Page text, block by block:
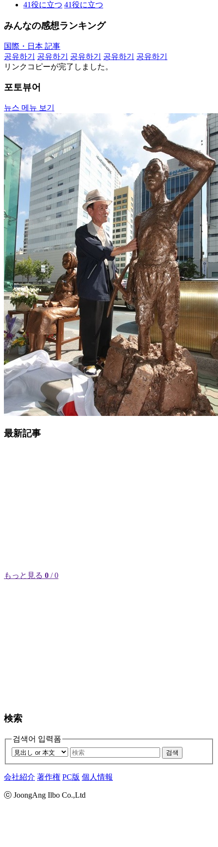
41役に立つ 41役に立つ
みんなの感想ランキング
国際・日本 記事
공유하기
공유하기 공유하기 공유하기
공유하기
リンクコピーが完了しました。
포토뷰어
뉴스 메뉴 보기
最新記事
もっと見る 0 / 0
検索
검색어 입력폼
검색
会社紹介 著作権 PC版 個人情報
ⓒ JoongAng Ilbo Co.,Ltd